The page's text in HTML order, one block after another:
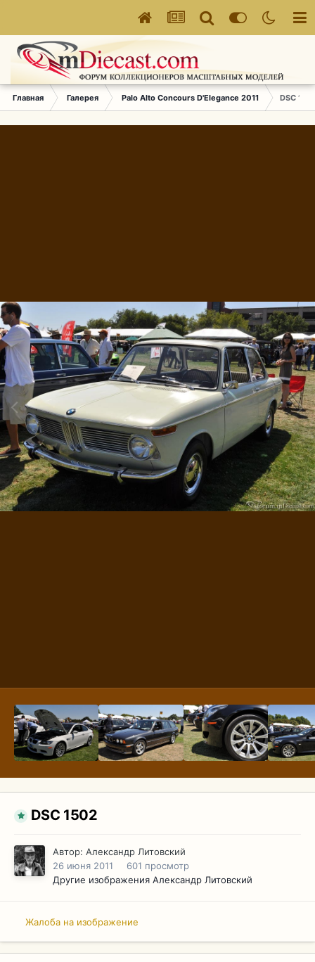
Главная Галерея Palo Alto Concours D'Elegance 2011 DSC
DSC 1502
Автор: Александр Литовский
26 июня 2011
601 просмотр
Другие изображения Александр Литовский
Жалоба на изображение